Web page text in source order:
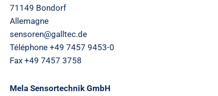
71149 Bondorf
Allemagne
sensoren@galltec.de
Téléphone +49 7457 9453-0
Fax +49 7457 3758
Mela Sensortechnik GmbH